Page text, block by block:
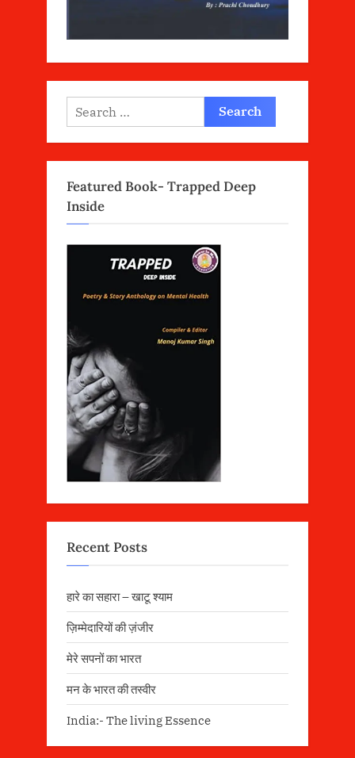
Search
for:
Featured Book- Trapped Deep
Inside
Recent Posts
हारे का सहारा – खाटू श्याम
ज़िम्मेदारियों की ज़ंजीर
मेरे सपनों का भारत
मन के भारत की तस्वीर
India:- The living Essence